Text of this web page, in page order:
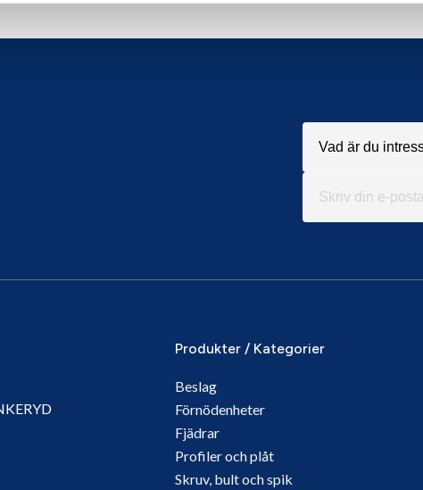
Produkter / Kategorier
Beslag
Förnödenheter
Fjädrar
Profiler och plåt
Skruv, bult och spik